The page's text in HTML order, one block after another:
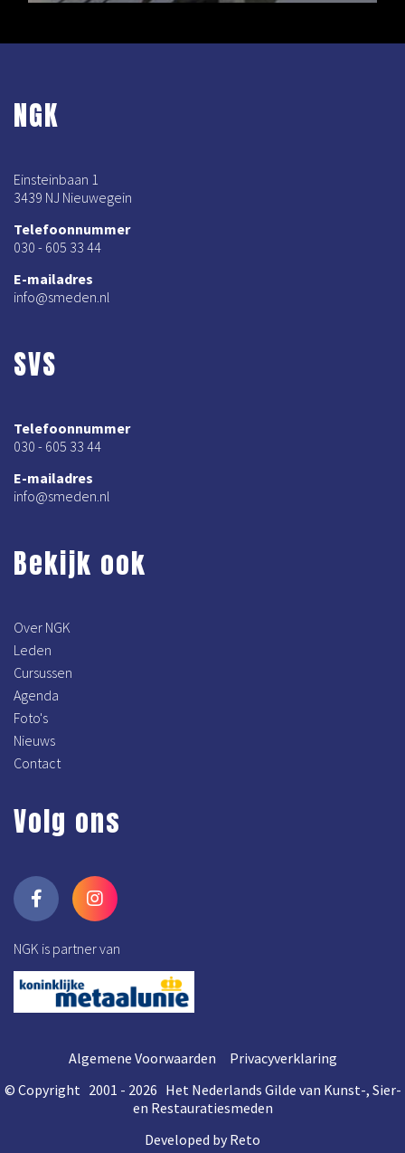
NGK
Einsteinbaan 1
3439 NJ Nieuwegein
Telefoonnummer
030 - 605 33 44
E-mailadres
info@smeden.nl
SVS
Telefoonnummer
030 - 605 33 44
E-mailadres
info@smeden.nl
Bekijk ook
Over NGK
Leden
Cursussen
Agenda
Foto's
Nieuws
Contact
Volg ons
NGK is partner van
Algemene Voorwaarden
Privacyverklaring
© Copyright 2001 - 2026 Het Nederlands Gilde van Kunst-, Sier-
en Restauratiesmeden
Developed by Reto